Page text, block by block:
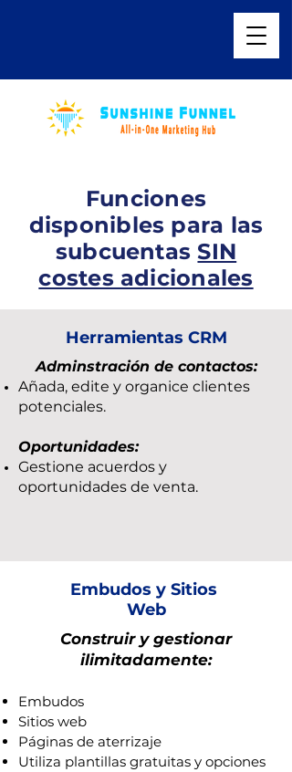
Funciones
disponibles para las
subcuentasSIN
costes adicionales
Herramientas CRM
Adminstración de contactos:
Añada, edite y organice clientes
potenciales.
Oportunidades:
Gestione acuerdos y
oportunidades de venta.
Embudos y Sitios
Web
Construir y gestionar
ilimitadamente:
Embudos
Sitios web
Páginas de aterrizaje
Utiliza plantillas gratuitas y opciones